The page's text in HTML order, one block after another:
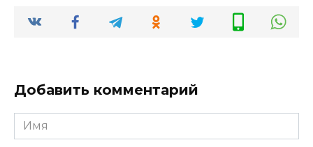
Добавить комментарий
Имя
*